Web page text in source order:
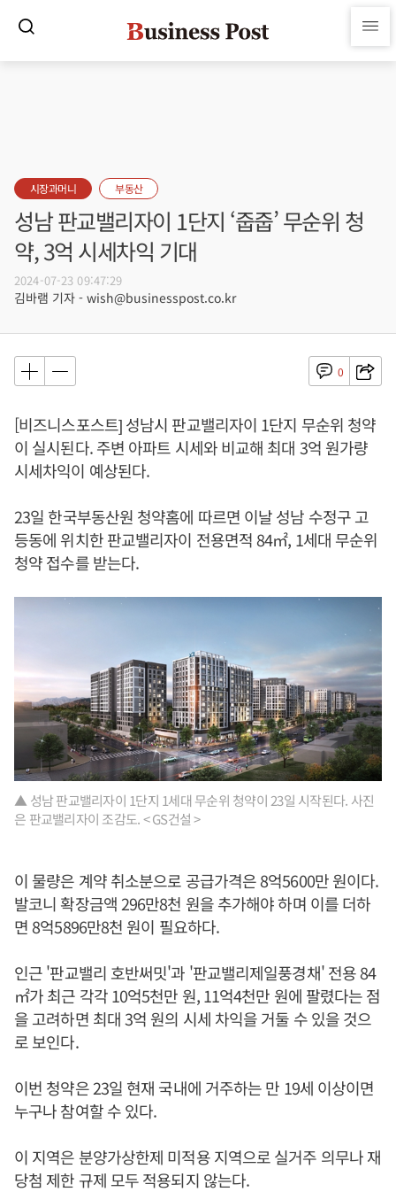
시장과머니 부동산
성남 판교밸리자이 1단지 ‘줍줍’ 무순위 청
약, 3억 시세차익 기대
2024-07-23 09:47:29
김바램 기자 - wish@businesspost.co.kr
0
[비즈니스포스트] 성남시 판교밸리자이 1단지 무순위 청약
이 실시된다. 주변 아파트 시세와 비교해 최대 3억 원가량
시세차익이 예상된다.
23일 한국부동산원 청약홈에 따르면 이날 성남 수정구 고
등동에 위치한 판교밸리자이 전용면적 84㎡, 1세대 무순위
청약 접수를 받는다.
▲ 성남 판교밸리자이 1단지 1세대 무순위 청약이 23일 시작된다. 사진
은 판교밸리자이 조감도. < GS건설 >
이 물량은 계약 취소분으로 공급가격은 8억5600만 원이다.
발코니 확장금액 296만8천 원을 추가해야 하며 이를 더하
면 8억5896만8천 원이 필요하다.
인근 '판교밸리 호반써밋'과 '판교밸리제일풍경채' 전용 84
㎡가 최근 각각 10억5천만 원, 11억4천만 원에 팔렸다는 점
을 고려하면 최대 3억 원의 시세 차익을 거둘 수 있을 것으
로 보인다.
이번 청약은 23일 현재 국내에 거주하는 만 19세 이상이면
누구나 참여할 수 있다.
이 지역은 분양가상한제 미적용 지역으로 실거주 의무나 재
당첨 제한 규제 모두 적용되지 않는다.